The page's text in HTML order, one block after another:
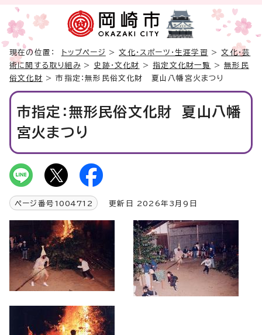
現在の位置： トップページ >文化・スポーツ・生涯学習 >文化・芸
術に関する取り組み> 史跡・文化財 >指定文化財一覧 >無形民
俗文化財 > 市指定：無形民俗文化財 夏山八幡宮火まつり
市指定：無形民俗文化財 夏山八幡
宮火まつり
ページ番号 1004712 更新日 2026年3月9日